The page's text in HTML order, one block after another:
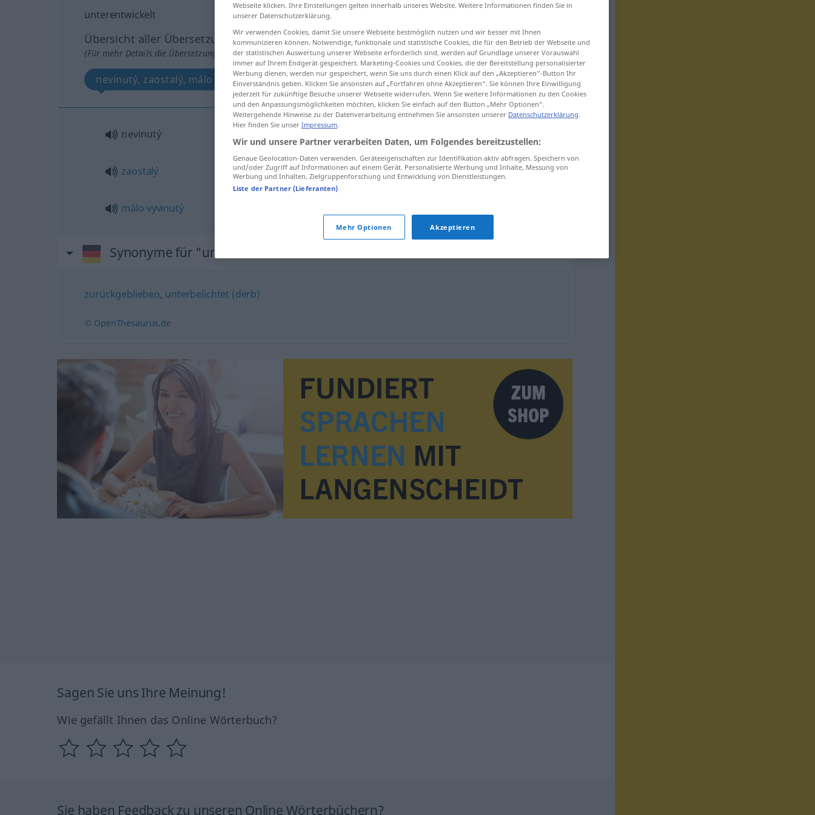
unterentwickelt
Übersicht aller Übersetzungen
(Für mehr Details die Übersetzung anklicken/antippen)
nevinutý, zaostalý, málo vyvinutý
nevinutý
zaostalý unterentwickeltwirtschaftlich
málo vyvinutý
Synonyme für "unterentwickelt"
zurückgeblieben, unterbelichtet (derb)
© OpenThesaurus.de
Sagen Sie uns Ihre Meinung!
Wie gefällt Ihnen das Online Wörterbuch?
Sie haben Feedback zu unseren Online Wörterbüchern?
Webseite klicken. Ihre Einstellungen gelten innerhalb unseres Website. Weitere Informationen finden Sie in
unserer Datenschutzerklärung.
Wir verwenden Cookies, damit Sie unsere Webseite bestmöglich nutzen und wir besser mit Ihnen
kommunizieren können. Notwendige, funktionale und statistische Cookies, die für den Betrieb der Webseite und
der statistischen Auswertung unserer Webseite erforderlich sind, werden auf Grundlage unserer Vorauswahl
immer auf Ihrem Endgerät gespeichert. Marketing-Cookies und Cookies, die der Bereitstellung personalisierter
Werbung dienen, werden nur gespeichert, wenn Sie uns durch einen Klick auf den „Akzeptieren“-Button Ihr
Einverständnis geben. Klicken Sie ansonsten auf „Fortfahren ohne Akzeptieren“. Sie können Ihre Einwilligung
jederzeit für zukünftige Besuche unserer Webseite widerrufen. Wenn Sie weitere Informationen zu den Cookies
und den Anpassungsmöglichkeiten möchten, klicken Sie einfach auf den Button „Mehr Optionen“.
Weitergehende Hinweise zu der Datenverarbeitung entnehmen Sie ansonsten unserer Datenschutzerklärung.
Hier finden Sie unser Impressum.
Wir und unsere Partner verarbeiten Daten, um Folgendes bereitzustellen:
Genaue Geolocation-Daten verwenden. Geräteeigenschaften zur Identifikation aktiv abfragen. Speichern von
und/oder Zugriff auf Informationen auf einem Gerät. Personalisierte Werbung und Inhalte, Messung von
Werbung und Inhalten, Zielgruppenforschung und Entwicklung von Dienstleistungen.
Liste der Partner (Lieferanten)
Mehr Optionen Akzeptieren